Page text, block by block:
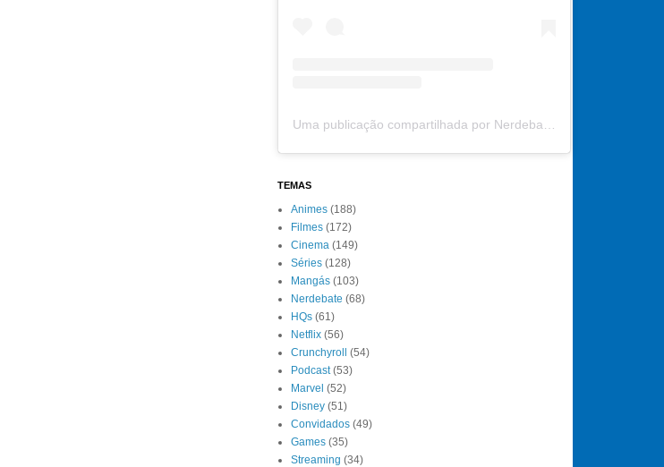
TEMAS
Animes (188)
Filmes (172)
Cinema (149)
Séries (128)
Mangás (103)
Nerdebate (68)
HQs (61)
Netflix (56)
Crunchyroll (54)
Podcast (53)
Marvel (52)
Disney (51)
Convidados (49)
Games (35)
Streaming (34)